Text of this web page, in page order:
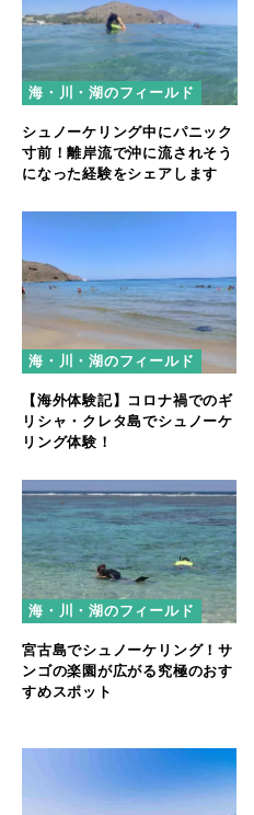
海・川・湖のフィールド
シュノーケリング中にパニック
寸前！離岸流で沖に流されそう
になった経験をシェアします
海・川・湖のフィールド
【海外体験記】コロナ禍でのギ
リシャ・クレタ島でシュノーケ
リング体験！
海・川・湖のフィールド
宮古島でシュノーケリング！サ
ンゴの楽園が広がる究極のおす
すめスポット